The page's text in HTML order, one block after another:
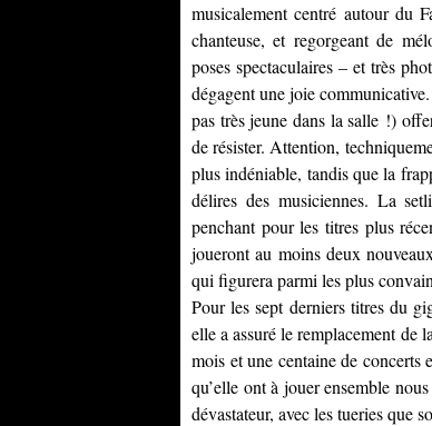
musicalement centré autour du
chanteuse, et regorgeant de
poses spectaculaires – et très
dégagent une joie
pas très jeune dans la salle !)
de résister. Attention,
plus indéniable, tandis que la
délires des musiciennes. La
penchant pour les titres plus
joueront au moins deux
qui figurera parmi les plus
Pour les sept derniers titres du
elle a assuré le remplacement de
mois et une centaine de concerts
qu’elle ont à jouer ensemble
dévastateur, avec les tueries que